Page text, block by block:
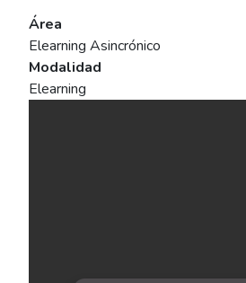
Área
Elearning Asincrónico
Modalidad
Elearning